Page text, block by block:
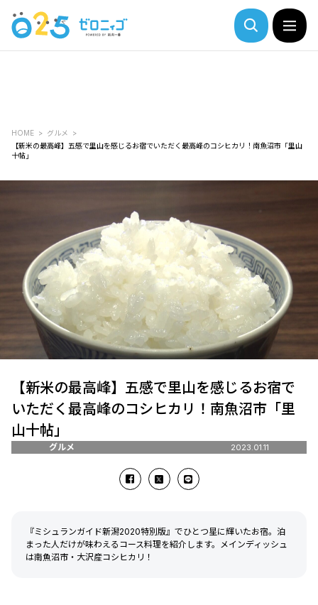
HOME
グルメ
【新米の最高峰】五感で里山を感じるお宿でいただく最高峰のコシヒカリ！南魚沼市「里山
十帖」
【新米の最高峰】五感で里山を感じるお宿で
いただく最高峰のコシヒカリ！南魚沼市「里
山十帖」
グルメ 2023.01.11
『ミシュランガイド新潟2020特別版』でひとつ星に輝いたお宿。泊
まった人だけが味わえるコース料理を紹介します。メインディッシュ
は南魚沼市・大沢産コシヒカリ！